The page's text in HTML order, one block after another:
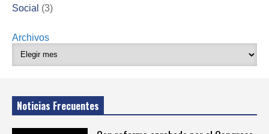
Social (3)
Archivos
Noticias Frecuentes